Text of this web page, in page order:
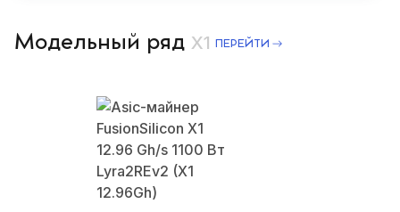
Модельный ряд X1 ПЕРЕЙТИ